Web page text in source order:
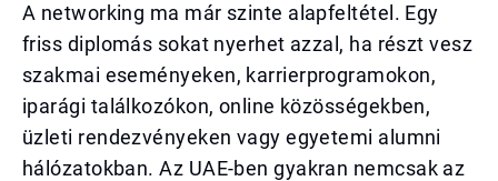
A networking ma már szinte alapfeltétel. Egy
friss diplomás sokat nyerhet azzal, ha részt vesz
szakmai eseményeken, karrierprogramokon,
iparági találkozókon, online közösségekben,
üzleti rendezvényeken vagy egyetemi alumni
hálózatokban. Az UAE-ben gyakran nemcsak az